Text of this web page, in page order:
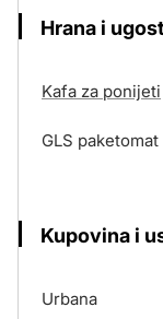
Hrana i
Kafa za ponijeti
GLS paketomat
Kupovina i
Urbana